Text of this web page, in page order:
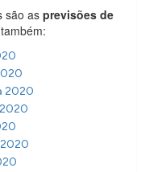
são asprevisões de
2020
2020